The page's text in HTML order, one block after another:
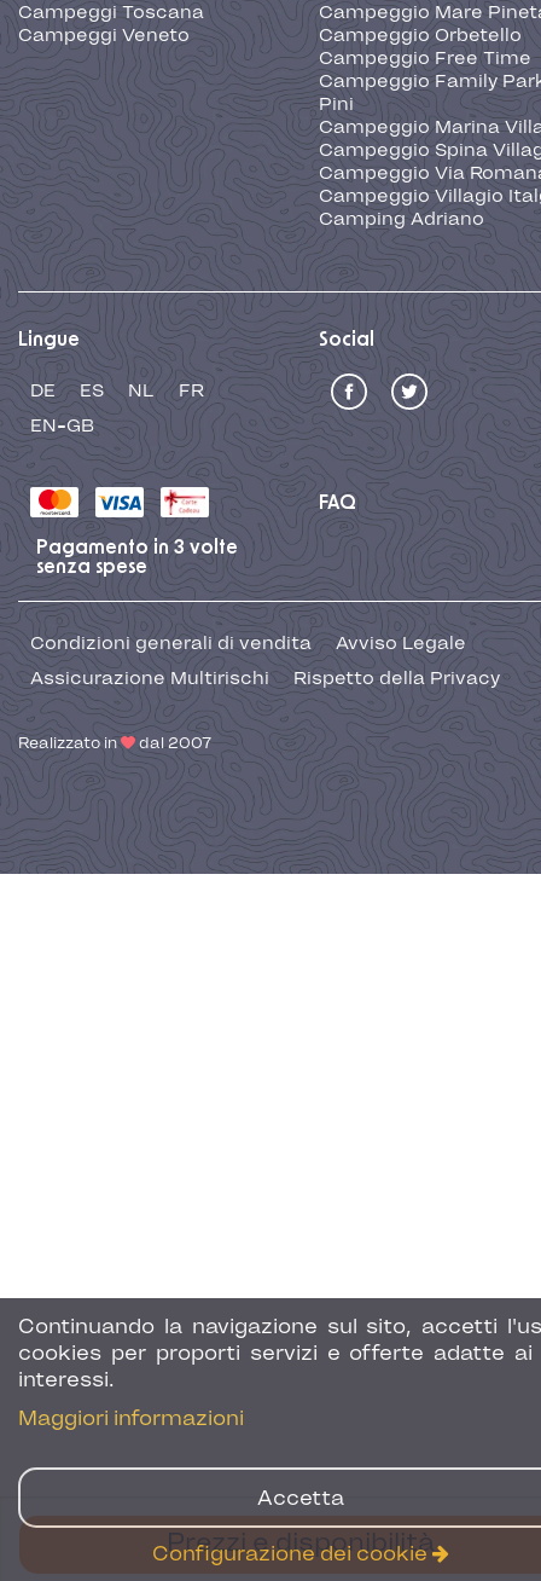
Prezzi e disponibilità
Continuando la navigazione sul sito, accetti
cookies per proporti servizi e offerte adatte ai
interessi.
Maggiori informazioni
Accetta
Configurazione dei cookie
Campeggi Toscana
Campeggi Veneto
Campeggio Mare
Campeggio Orbetello
Campeggio Free Time
Campeggio Family
Pini
Campeggio Marina
Campeggio Spina
Campeggio Via
Campeggio Villagio
Camping Adriano
Lingue
DE ES NL
FR
EN-GB
Social
FAQ
Pagamento in 3 volte
senza spese
Condizioni generali di vendita
Avviso Legale
Assicurazione Multirischi
Rispetto della Privacy
Realizzato in dal 2007